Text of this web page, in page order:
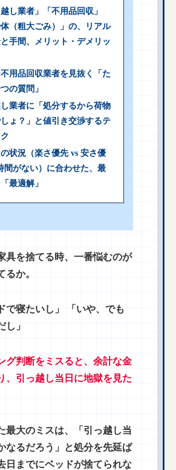
越し業者」「不用品回収」
体（粗大ごみ）」の、リアル
手間、メリット・デメリッ
用品回収業者を見抜く「た
の質問」
業者に「処分するから荷物
ょ？」と値引き交渉するテ
状況（楽さ優先 vs 安さ優
間がない）に合わせた、最
最適解」
具を捨てる時、一番悩むのが
るか。
で寝たいし」 「いや、でも
し」
グ判断をミスると、余計な金
、引っ越し当日に地獄を見た
最大のミスは、「引っ越し当
なるだろう」と処分を先延ば
日までにベッドが捨てられな